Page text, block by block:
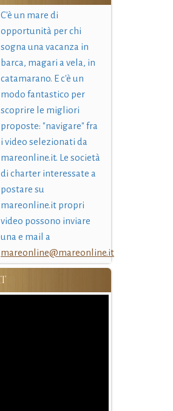
C'è un mare di
opportunità per chi
sogna una vacanza in
barca, magari a vela, in
catamarano. E c'è un
modo fantastico per
scoprire le migliori
proposte: "navigare" fra
i video selezionati da
mareonline.it. Le società
di charter interessate a
postare su
mareonline.it propri
video possono inviare
una e mail a
mareonline@mareonline.it